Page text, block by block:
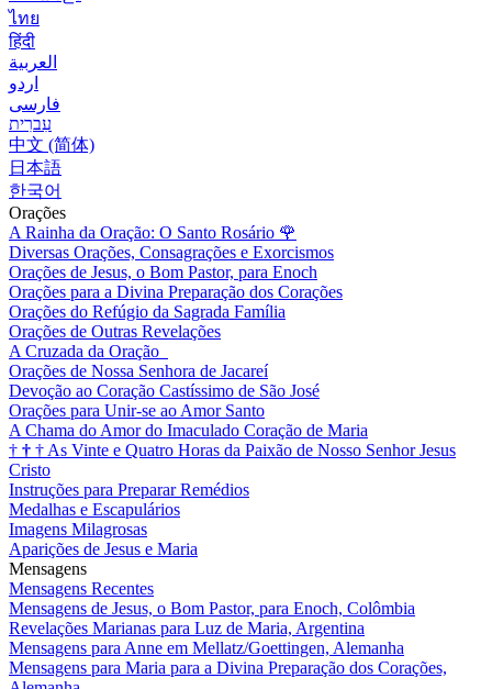
ไทย
हिंदी
العربية
اردو
فارسی
עִברִית
中文 (简体)
日本語
한국어
Orações
A Rainha da Oração: O Santo Rosário 🌹
Diversas Orações, Consagrações e Exorcismos
Orações de Jesus, o Bom Pastor, para Enoch
Orações para a Divina Preparação dos Corações
Orações do Refúgio da Sagrada Família
Orações de Outras Revelações
A Cruzada da Oração
Orações de Nossa Senhora de Jacareí
Devoção ao Coração Castíssimo de São José
Orações para Unir-se ao Amor Santo
A Chama do Amor do Imaculado Coração de Maria
† † † As Vinte e Quatro Horas da Paixão de Nosso Senhor Jesus
Cristo
Instruções para Preparar Remédios
Medalhas e Escapulários
Imagens Milagrosas
Aparições de Jesus e Maria
Mensagens
Mensagens Recentes
Mensagens de Jesus, o Bom Pastor, para Enoch, Colômbia
Revelações Marianas para Luz de Maria, Argentina
Mensagens para Anne em Mellatz/Goettingen, Alemanha
Mensagens para Maria para a Divina Preparação dos Corações,